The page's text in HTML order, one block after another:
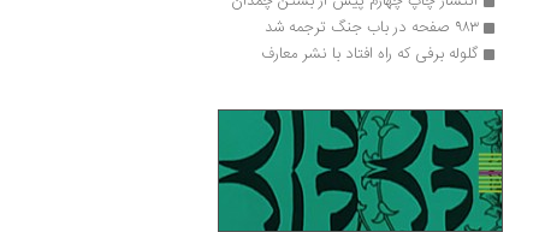
گلوله برفی که راه افتاد با نشر معارف